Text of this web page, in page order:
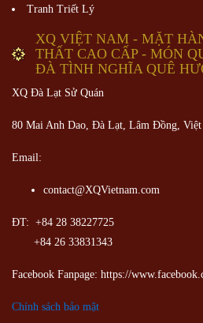
Tranh Triết Lý
XQ VIỆT NAM - MẶT
THẤT CAO CẤP - MÓN
ĐÀ TÌNH NGHĨA QUÊ
XQ Đà Lạt Sử Quán
80 Mai Anh Dao, Đà Lạt, Lâm Đồng, Việt
Email:
contact@XQVietnam.com
ĐT: +84 28 38227725
+84 26 33831343
Facebook Fanpage: https://
Chính sách bảo mật